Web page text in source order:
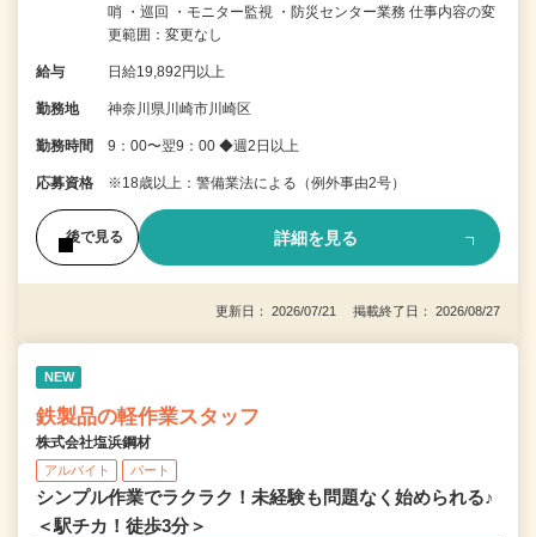
哨 ・巡回 ・モニター監視 ・防災センター業務 仕事内容の変
更範囲：変更なし
給与 日給19,892円以上
勤務地 神奈川県川崎市川崎区
勤務時間 9：00〜翌9：00 ◆週2日以上
応募資格 ※18歳以上：警備業法による（例外事由2号）
後で見る 詳細を見る
更新日： 2026/07/21 掲載終了日： 2026/08/27
NEW
鉄製品の軽作業スタッフ
株式会社塩浜鋼材
アルバイト パート
シンプル作業でラクラク！未経験も問題なく始められる♪
＜駅チカ！徒歩3分＞